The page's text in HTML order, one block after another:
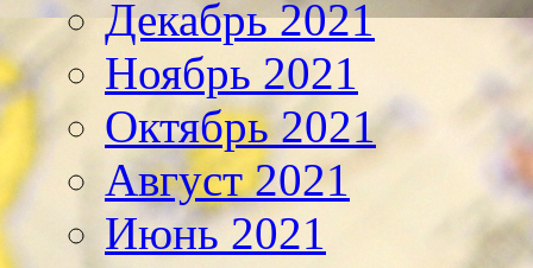
Декабрь 2021
Ноябрь 2021
Октябрь 2021
Август 2021
Июнь 2021